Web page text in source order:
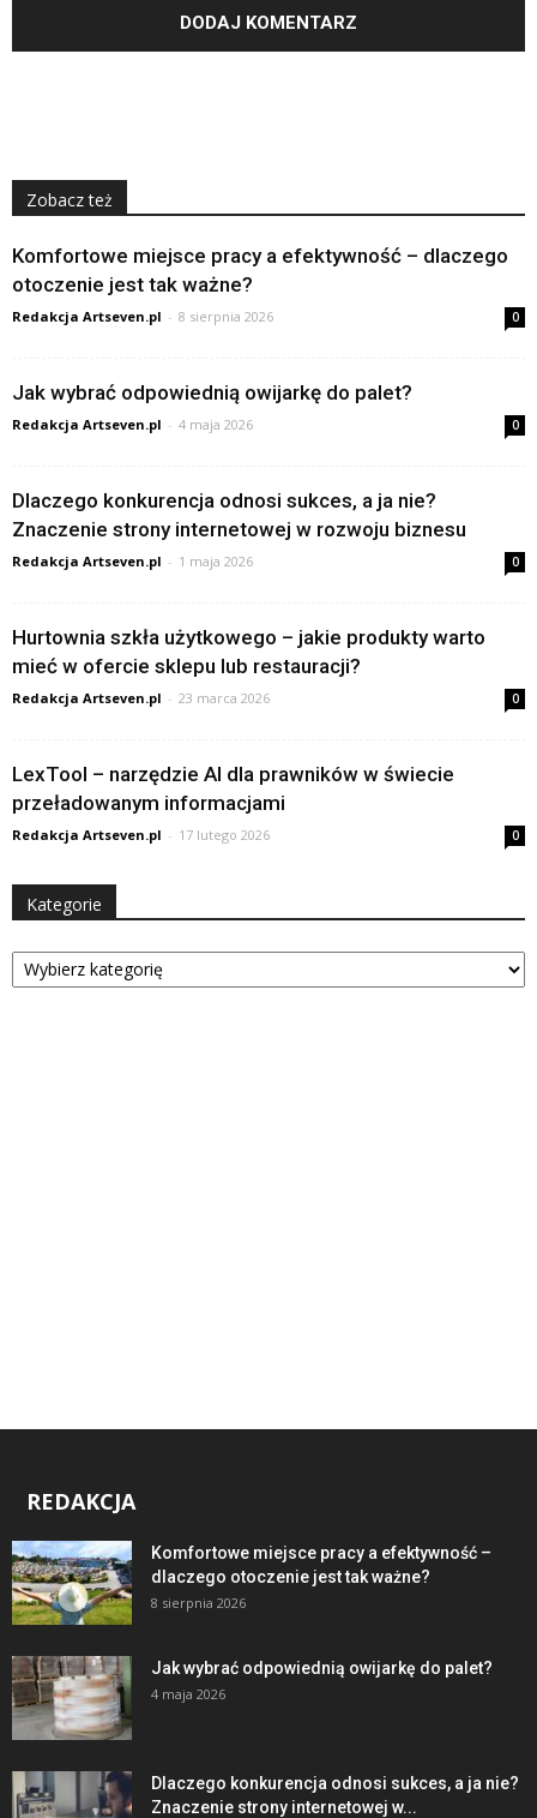
Zobacz też
Komfortowe miejsce pracy a efektywność – dlaczego
otoczenie jest tak ważne?
Redakcja Artseven.pl - 8 sierpnia 2026 0
Jak wybrać odpowiednią owijarkę do palet?
Redakcja Artseven.pl - 4 maja 2026 0
Dlaczego konkurencja odnosi sukces, a ja nie?
Znaczenie strony internetowej w rozwoju biznesu
Redakcja Artseven.pl - 1 maja 2026 0
Hurtownia szkła użytkowego – jakie produkty warto
mieć w ofercie sklepu lub restauracji?
Redakcja Artseven.pl - 23 marca 2026 0
LexTool – narzędzie AI dla prawników w świecie
przeładowanym informacjami
Redakcja Artseven.pl - 17 lutego 2026 0
Kategorie
Kategorie
REDAKCJA
Komfortowe miejsce pracy a efektywność –
dlaczego otoczenie jest tak ważne?
8 sierpnia 2026
Jak wybrać odpowiednią owijarkę do palet?
4 maja 2026
Dlaczego konkurencja odnosi sukces, a ja nie?
Znaczenie strony internetowej w...